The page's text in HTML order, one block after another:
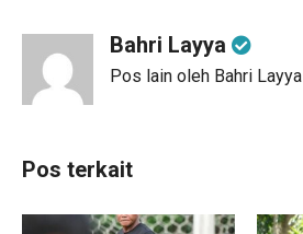
Bahri Layya
Pos lain oleh Bahri Layya
Pos terkait